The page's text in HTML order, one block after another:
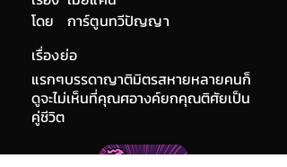
การ์ตูนทวีปัญญา
โดย
เรื่องย่อ
แรกๆบรรดาญาติมิตรสหายหลายคนก็
ดูจะไม่เห็นที่คุณศอางค์ยกคุณติศัยเป็น
คู่ชีวิต